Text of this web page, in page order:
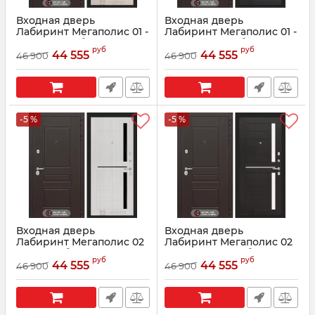
Входная дверь
Лабиринт Мегаполис 01 -
Беленый дуб, стекло
черное
Артикул: 0002501
46 900 44 555 руб
Входная дверь
Лабиринт Мегаполис 01 -
Венге, стекло белое
Артикул: 0002503
46 900 44 555 руб
-5 %
Входная дверь
Лабиринт Мегаполис 02
- Сандал белый, стекло
черное
Артикул: 0002504
46 900 44 555 руб
-5 %
Входная дверь
Лабиринт Мегаполис 02
- Венге, стелко белое
Артикул: 0002505
46 900 44 555 руб